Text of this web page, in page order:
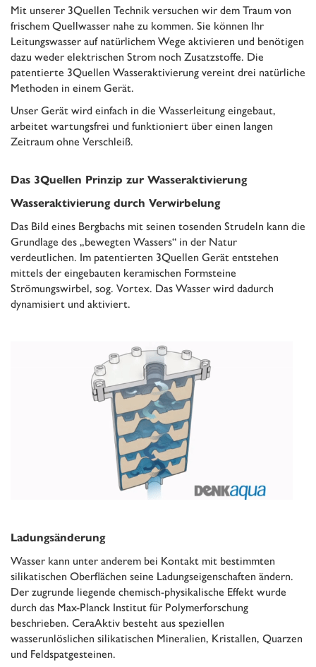
Mit unserer 3Quellen Technik versuchen wir dem Traum von
frischem Quellwasser nahe zu kommen. Sie können Ihr
Leitungswasser auf natürlichem Wege aktivieren und benötigen
dazu weder elektrischen Strom noch Zusatzstoffe. Die
patentierte 3Quellen Wasseraktivierung vereint drei natürliche
Methoden in einem Gerät.
Unser Gerät wird einfach in die Wasserleitung eingebaut,
arbeitet wartungsfrei und funktioniert über einen langen
Zeitraum ohne Verschleiß.
Das 3Quellen Prinzip zur Wasseraktivierung
Wasseraktivierung durch Verwirbelung
Das Bild eines Bergbachs mit seinen tosenden Strudeln kann die
Grundlage des „bewegten Wassers“ in der Natur
verdeutlichen. Im patentierten 3Quellen Gerät entstehen
mittels der eingebauten keramischen Formsteine
Strömungswirbel, sog. Vortex. Das Wasser wird dadurch
dynamisiert und aktiviert.
Ladungsänderung
Wasser kann unter anderem bei Kontakt mit bestimmten
silikatischen Oberflächen seine Ladungseigenschaften ändern.
Der zugrunde liegende chemisch-physikalische Effekt wurde
durch das Max-Planck Institut für Polymerforschung
beschrieben. CeraAktiv besteht aus speziellen
wasserunlöslichen silikatischen Mineralien, Kristallen, Quarzen
und Feldspatgesteinen.